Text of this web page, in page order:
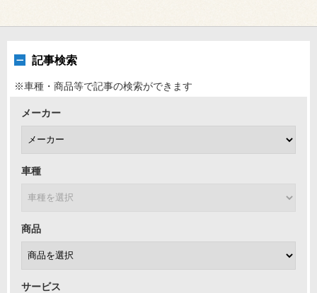
記事検索
※車種・商品等で記事の検索ができます
メーカー
車種
商品
サービス